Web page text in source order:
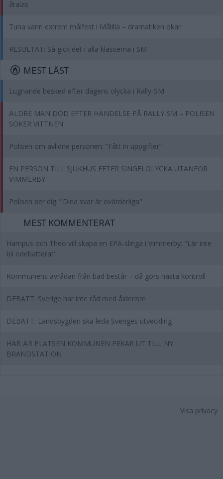
åtalas
Tuna vann extrem målfest i Målilla – dramatiken ökar
RESULTAT: Så gick det i alla klasserna i SM
MEST LÄST
Lugnande besked efter dagens olycka i Rally-SM
ÄLDRE MAN DÖD EFTER HÄNDELSE PÅ RALLY-SM – POLISEN
SÖKER VITTNEN
Polisen om avlidne personen: ”Fått in uppgifter”
EN PERSON TILL SJUKHUS EFTER SINGELOLYCKA UTANFÖR
VIMMERBY
Polisen ber dig: "Dina svar är ovärderliga"
MEST KOMMENTERAT
Hampus och Theo vill skapa en EPA-slinga i Vimmerby: "Lär inte
bli odebatterat"
Kommunens avrådan från bad består – då görs nästa kontroll
DEBATT: Sverige har inte råd med ålderism
DEBATT: Landsbygden ska leda Sveriges utveckling
HÄR ÄR PLATSEN KOMMUNEN PEKAR UT TILL NY
BRANDSTATION
Visa privacy